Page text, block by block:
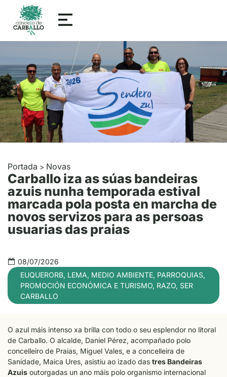
Portada > Novas
Carballo iza as súas bandeiras
azuis nunha temporada estival
marcada pola posta en marcha de
novos servizos para as persoas
usuarias das praias
08/07/2026
EUQUERORB, LEMA, MEDIO AMBIENTE, PARROQUIAS,
PROMOCIÓN ECONÓMICA E TURISMO, RAZO, SER
CARBALLO
O azul máis intenso xa brilla con todo o seu esplendor no litoral
de Carballo. O alcalde, Daniel Pérez, acompañado polo
concelleiro de Praias, Miguel Vales, e a concelleira de
Sanidade, Maica Ures, asistiu ao izado das tres Bandeiras
Azuis outorgadas un ano máis polo organismo internacional